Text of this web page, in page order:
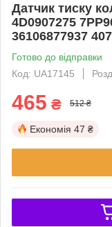
Датчик тиску
4D0907275
36106877937
Готово до відправки
Код: UA17145
465 ₴ 512 ₴
Економія 47 ₴